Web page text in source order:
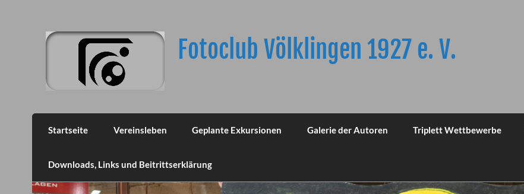
Fotoclub Völklingen 1927 e. V.
Startseite Vereinsleben Geplante Exkursionen Galerie der Autoren Triplett Wettbewerbe
Downloads, Links und Beitrittserklärung